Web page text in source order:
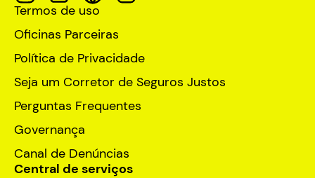
Termos de uso
Oficinas Parceiras
Política de Privacidade
Seja um Corretor de Seguros Justos
Perguntas Frequentes
Governança
Canal de Denúncias
Central de serviços